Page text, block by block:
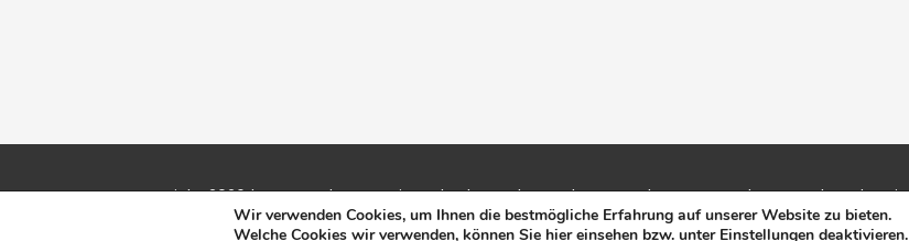
@Copyright 2026 | KatzenschutzVerein Karlsruhe und Umgebung e.V. |Impressum|Datenschutz|Login
Wir verwenden Cookies, um Ihnen die bestmögliche Erfahrung auf unserer Website zu bieten.
Welche Cookies wir verwenden, können Sie hier einsehen bzw. unter Einstellungen deaktivieren.